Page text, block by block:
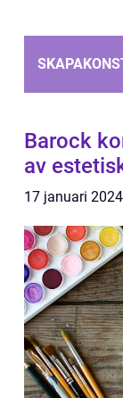
Barock
av
17 januari 2024